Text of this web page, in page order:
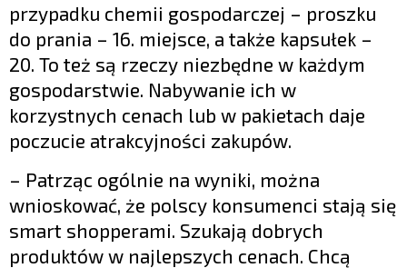
przypadku chemii gospodarczej – proszku
do prania – 16. miejsce, a także kapsułek –
20. To też są rzeczy niezbędne w każdym
gospodarstwie. Nabywanie ich w
korzystnych cenach lub w pakietach daje
poczucie atrakcyjności zakupów.
– Patrząc ogólnie na wyniki, można
wnioskować, że polscy konsumenci stają się
smart shopperami. Szukają dobrych
produktów w najlepszych cenach. Chcą